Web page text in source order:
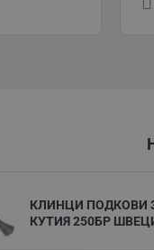
КЛИНЦИ ПОДКОВИ
КУТИЯ 250БР